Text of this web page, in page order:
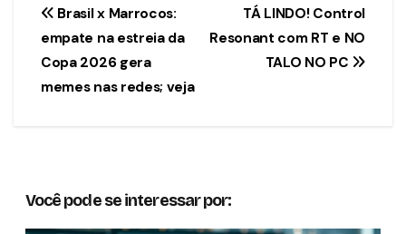
Navegação
de
Post
TÁ LINDO! Control
Resonant com RT e NO
TALO NO PC
Brasil x Marrocos:
empate na estreia da
Copa 2026 gera
memes nas redes; veja
Você pode se interessar por: